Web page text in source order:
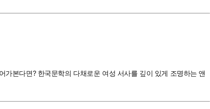
가본다면? 한국문학의 다채로운 여성 서사를 깊이 있게 조명하는 앤